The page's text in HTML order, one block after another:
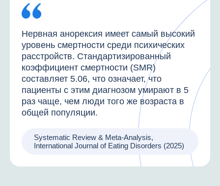
Нервная анорексия имеет самый высокий
уровень смертности среди психических
расстройств. Стандартизированный
коэффициент смертности (SMR)
составляет 5.06, что означает, что
пациенты с этим диагнозом умирают в 5
раз чаще, чем люди того же возраста в
общей популяции.
Systematic Review & Meta-Analysis,
International Journal of Eating Disorders (2025)